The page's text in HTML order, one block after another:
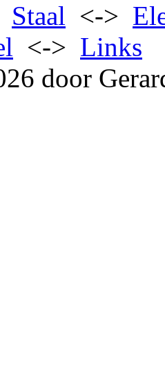
Staal <->
<-> Links
door